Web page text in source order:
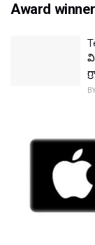
Award
BY